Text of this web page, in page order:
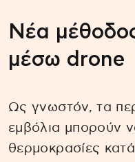
Νέα
μέσω drone
Ως γνωστόν, τα
εμβόλια μπορούν
θερμοκρασίες